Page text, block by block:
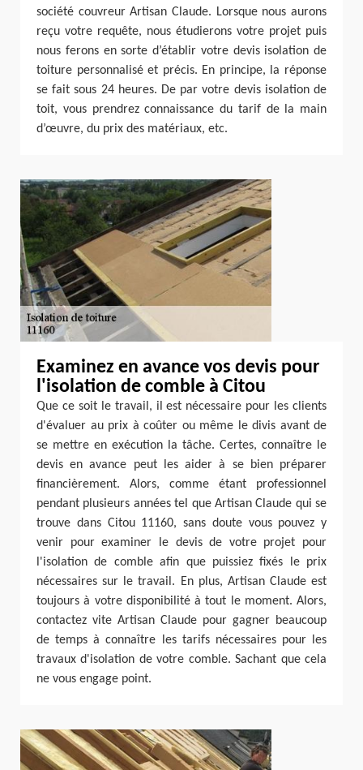
société couvreur Artisan Claude. Lorsque nous aurons
reçu votre requête, nous étudierons votre projet puis
nous ferons en sorte d’établir votre devis isolation de
toiture personnalisé et précis. En principe, la réponse
se fait sous 24 heures. De par votre devis isolation de
toit, vous prendrez connaissance du tarif de la main
d’œuvre, du prix des matériaux, etc.
Examinez en avance vos devis pour
l'isolation de comble à Citou
Que ce soit le travail, il est nécessaire pour les clients
d'évaluer au prix à coûter ou même le divis avant de
se mettre en exécution la tâche. Certes, connaître le
devis en avance peut les aider à se bien préparer
financièrement. Alors, comme étant professionnel
pendant plusieurs années tel que Artisan Claude qui se
trouve dans Citou 11160, sans doute vous pouvez y
venir pour examiner le devis de votre projet pour
l'isolation de comble afin que puissiez fixés le prix
nécessaires sur le travail. En plus, Artisan Claude est
toujours à votre disponibilité à tout le moment. Alors,
contactez vite Artisan Claude pour gagner beaucoup
de temps à connaître les tarifs nécessaires pour les
travaux d'isolation de votre comble. Sachant que cela
ne vous engage point.